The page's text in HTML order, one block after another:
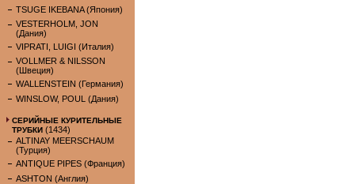
TSUGE IKEBANA (Япония)
VESTERHOLM, JON
(Дания)
VIPRATI, LUIGI (Италия)
VOLLMER & NILSSON
(Швеция)
WALLENSTEIN (Германия)
WINSLOW, POUL (Дания)
СЕРИЙНЫЕ КУРИТЕЛЬНЫЕ
ТРУБКИ (1434)
ALTINAY MEERSCHAUM
(Турция)
ANTIQUE PIPES (Франция)
ASHTON (Англия)